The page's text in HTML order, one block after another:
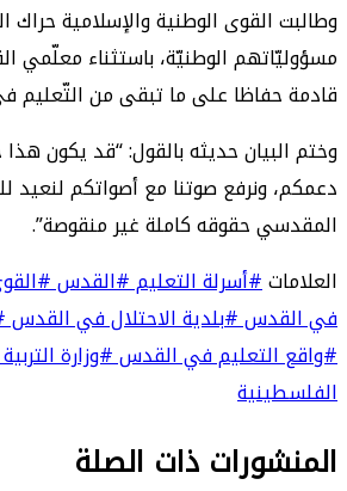
وطالبت القوى الوطنية والإسلامية حراك
مسؤوليّاتهم الوطنيّة، باستثناء معلّمي
قادمة حفاظا على ما تبقى من التّعليم
وختم البيان حديثه بالقول: “قد يكون
دعمكم، ونرفع صوتنا مع أصواتكم لنعيد
المقدسي حقوقه كاملة غير منقوصة”.
العلامات#أسرلة التعليم#القدس
في القدس#بلدية الاحتلال في القدس
#واقع التعليم في القدس#وزارة
الفلسطينية
المنشورات ذات الصلة